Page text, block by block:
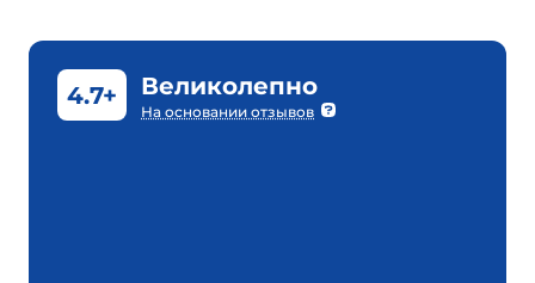
4.7+ Великолепно
На основании отзывов